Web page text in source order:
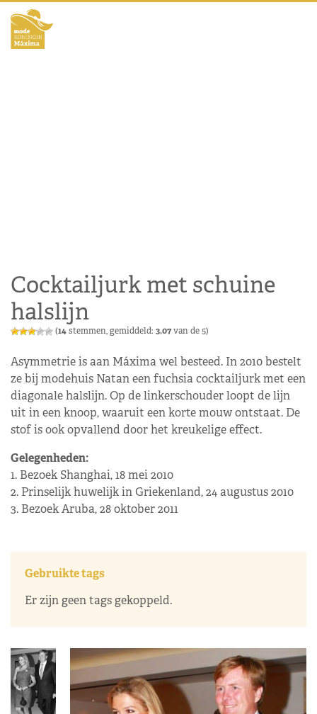
Cocktailjurk met schuine
halslijn
(14stemmen, gemiddeld: 3,07van de 5)
Asymmetrie is aan Máxima wel besteed. In 2010 bestelt
ze bij modehuis Natan een fuchsia cocktailjurk met een
diagonale halslijn. Op de linkerschouder loopt de lijn
uit in een knoop, waaruit een korte mouw ontstaat. De
stof is ook opvallend door het kreukelige effect.
Gelegenheden:
1. Bezoek Shanghai, 18 mei 2010
2. Prinselijk huwelijk in Griekenland, 24 augustus 2010
3. Bezoek Aruba, 28 oktober 2011
Gebruikte tags
Er zijn geen tags gekoppeld.